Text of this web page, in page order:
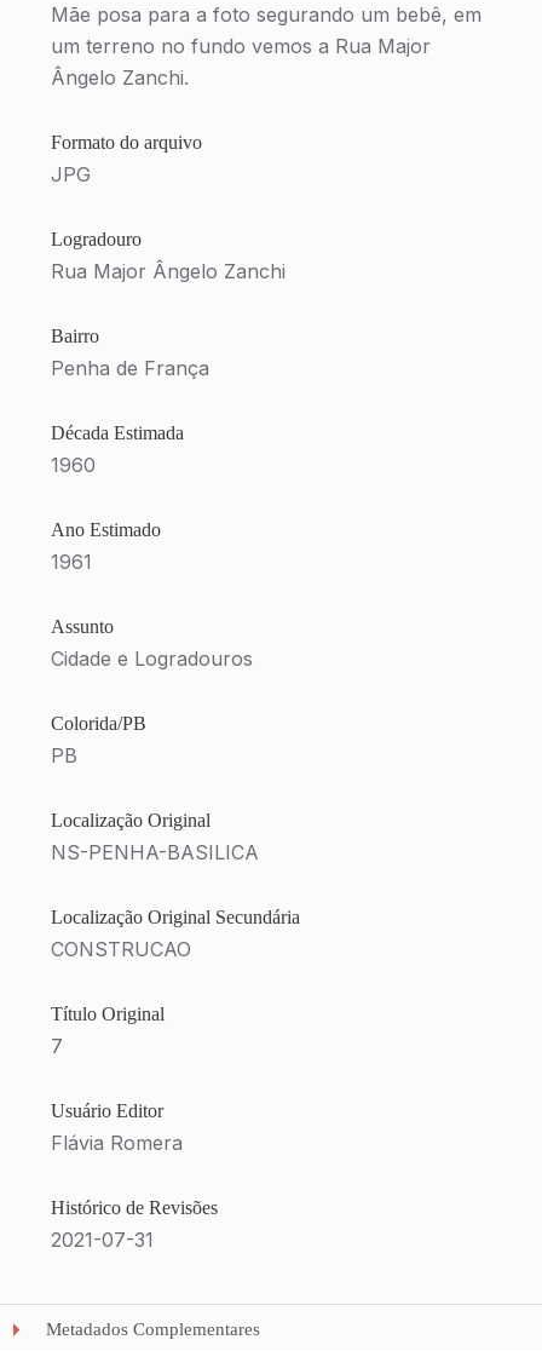
Mãe posa para a foto segurando um bebê, em
um terreno no fundo vemos a Rua Major
Ângelo Zanchi.
Formato do arquivo
JPG
Logradouro
Rua Major Ângelo Zanchi
Bairro
Penha de França
Década Estimada
1960
Ano Estimado
1961
Assunto
Cidade e Logradouros
Colorida/PB
PB
Localização Original
NS-PENHA-BASILICA
Localização Original Secundária
CONSTRUCAO
Título Original
7
Usuário Editor
Flávia Romera
Histórico de Revisões
2021-07-31
Metadados Complementares